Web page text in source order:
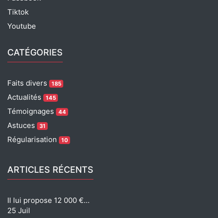
Tiktok
Youtube
CATÉGORIES
Faits divers 185
Actualités 145
Témoignages 44
Astuces 31
Régularisation 10
ARTICLES RÉCENTS
Il lui propose 12 000 €…
25 Juil